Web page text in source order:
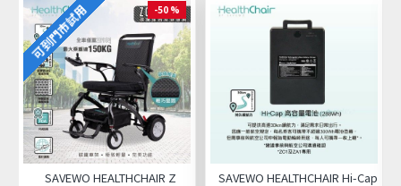
可到門市試用 -50 %
SAVEWO HEALTHCHAIR Z
SAVEWO HEALTHCHAIR Hi-Cap